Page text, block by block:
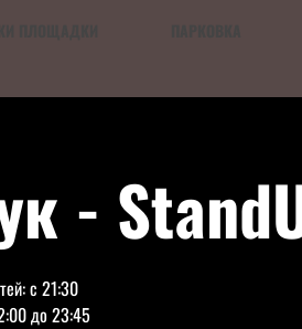
-
с 21:30
до 23:45